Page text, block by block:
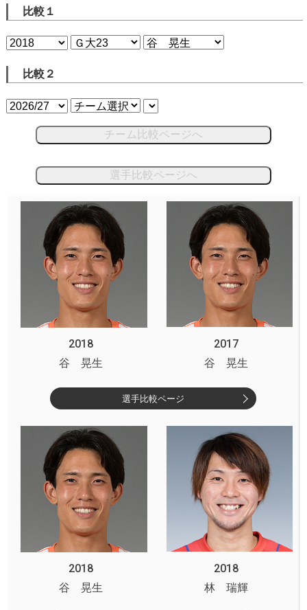
比較１
比較２
チーム比較ページへ
選手比較ページへ
2018
2017
谷 晃生
谷 晃生
選手比較ページ
2018
2018
谷 晃生
林 瑞輝